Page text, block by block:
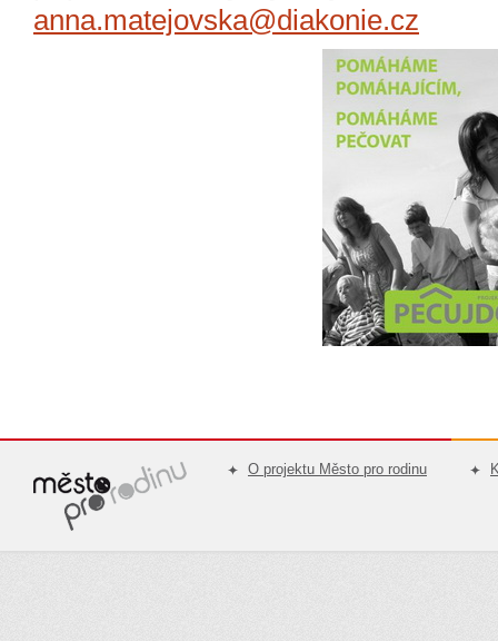
anna.matejovska@diakonie.cz
O projektu Město pro rodinu